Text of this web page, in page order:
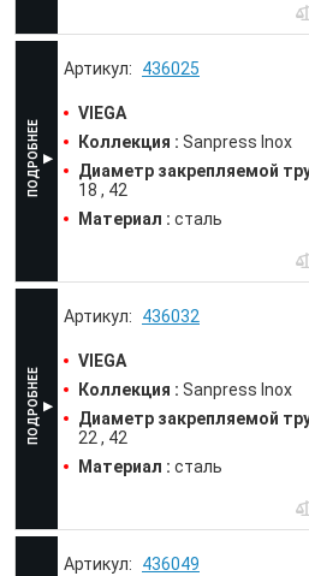
436025
VIEGA
Коллекция : Sanpress Inox
Диаметр закрепляемой
18
42
Материал : сталь
436032
VIEGA
Коллекция : Sanpress Inox
Диаметр закрепляемой
22
42
Материал : сталь
436049